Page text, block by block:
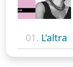
01. L'altra